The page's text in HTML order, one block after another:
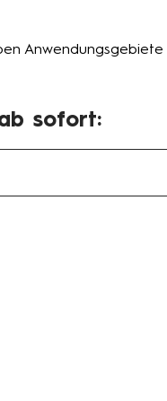
Anwendungsgebiete
sofort: